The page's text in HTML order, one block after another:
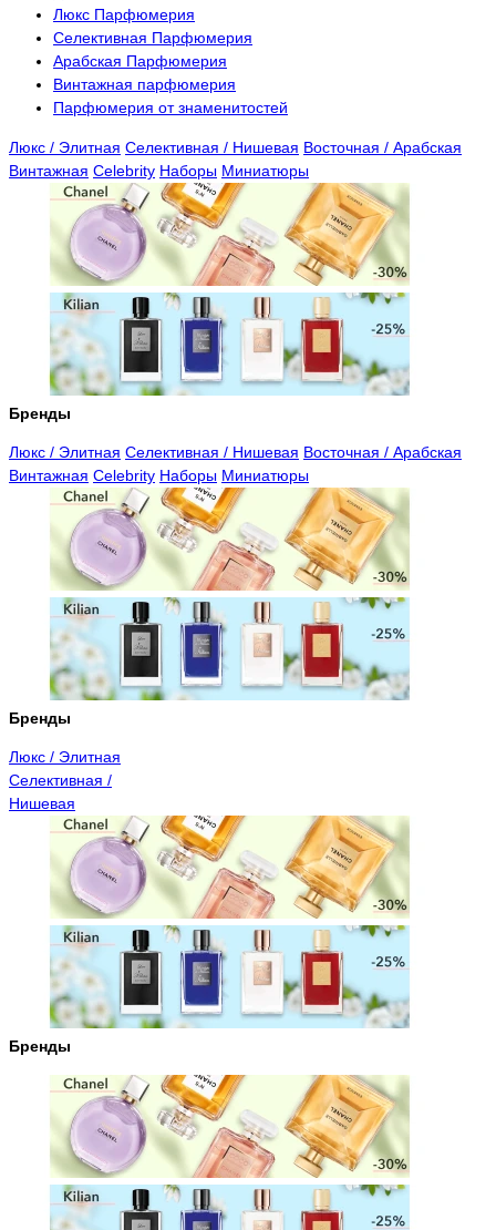
Люкс Парфюмерия
Селективная Парфюмерия
Арабская Парфюмерия
Винтажная парфюмерия
Парфюмерия от знаменитостей
Люкс / Элитная Селективная / Нишевая Восточная / Арабская
Винтажная Celebrity Наборы Миниатюры
Бренды
Люкс / Элитная Селективная / Нишевая Восточная / Арабская
Винтажная Celebrity Наборы Миниатюры
Бренды
Люкс / Элитная
Селективная /
Нишевая
Бренды